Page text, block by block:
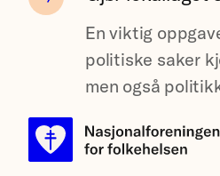
En viktig
politiske saker
men også